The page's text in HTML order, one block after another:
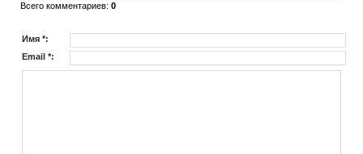
Всего комментариев: 0
Имя *:
Email *: